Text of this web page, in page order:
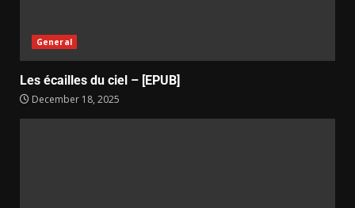
General
Les écailles du ciel – [EPUB]
December 18, 2025